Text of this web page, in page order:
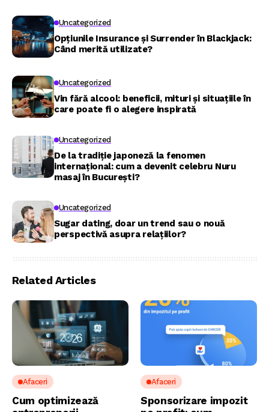
Uncategorized
Opțiunile Insurance și Surrender în Blackjack:
Când merită utilizate?
Uncategorized
Vin fără alcool: beneficii, mituri și situațiile în
care poate fi o alegere inspirată
Uncategorized
De la tradiție japoneză la fenomen
internațional: cum a devenit celebru Nuru
masaj în București?
Uncategorized
Sugar dating, doar un trend sau o nouă
perspectivă asupra relațiilor?
Related Articles
Afaceri
Cum optimizează
Afaceri
Sponsorizare impozit